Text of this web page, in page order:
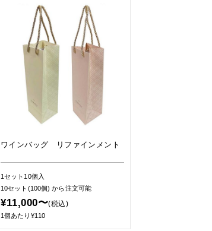
ワインバッグ リファインメント
1セット10個入
10セット(100個)から注文可能
¥11,000〜(税込)
1個あたり¥110